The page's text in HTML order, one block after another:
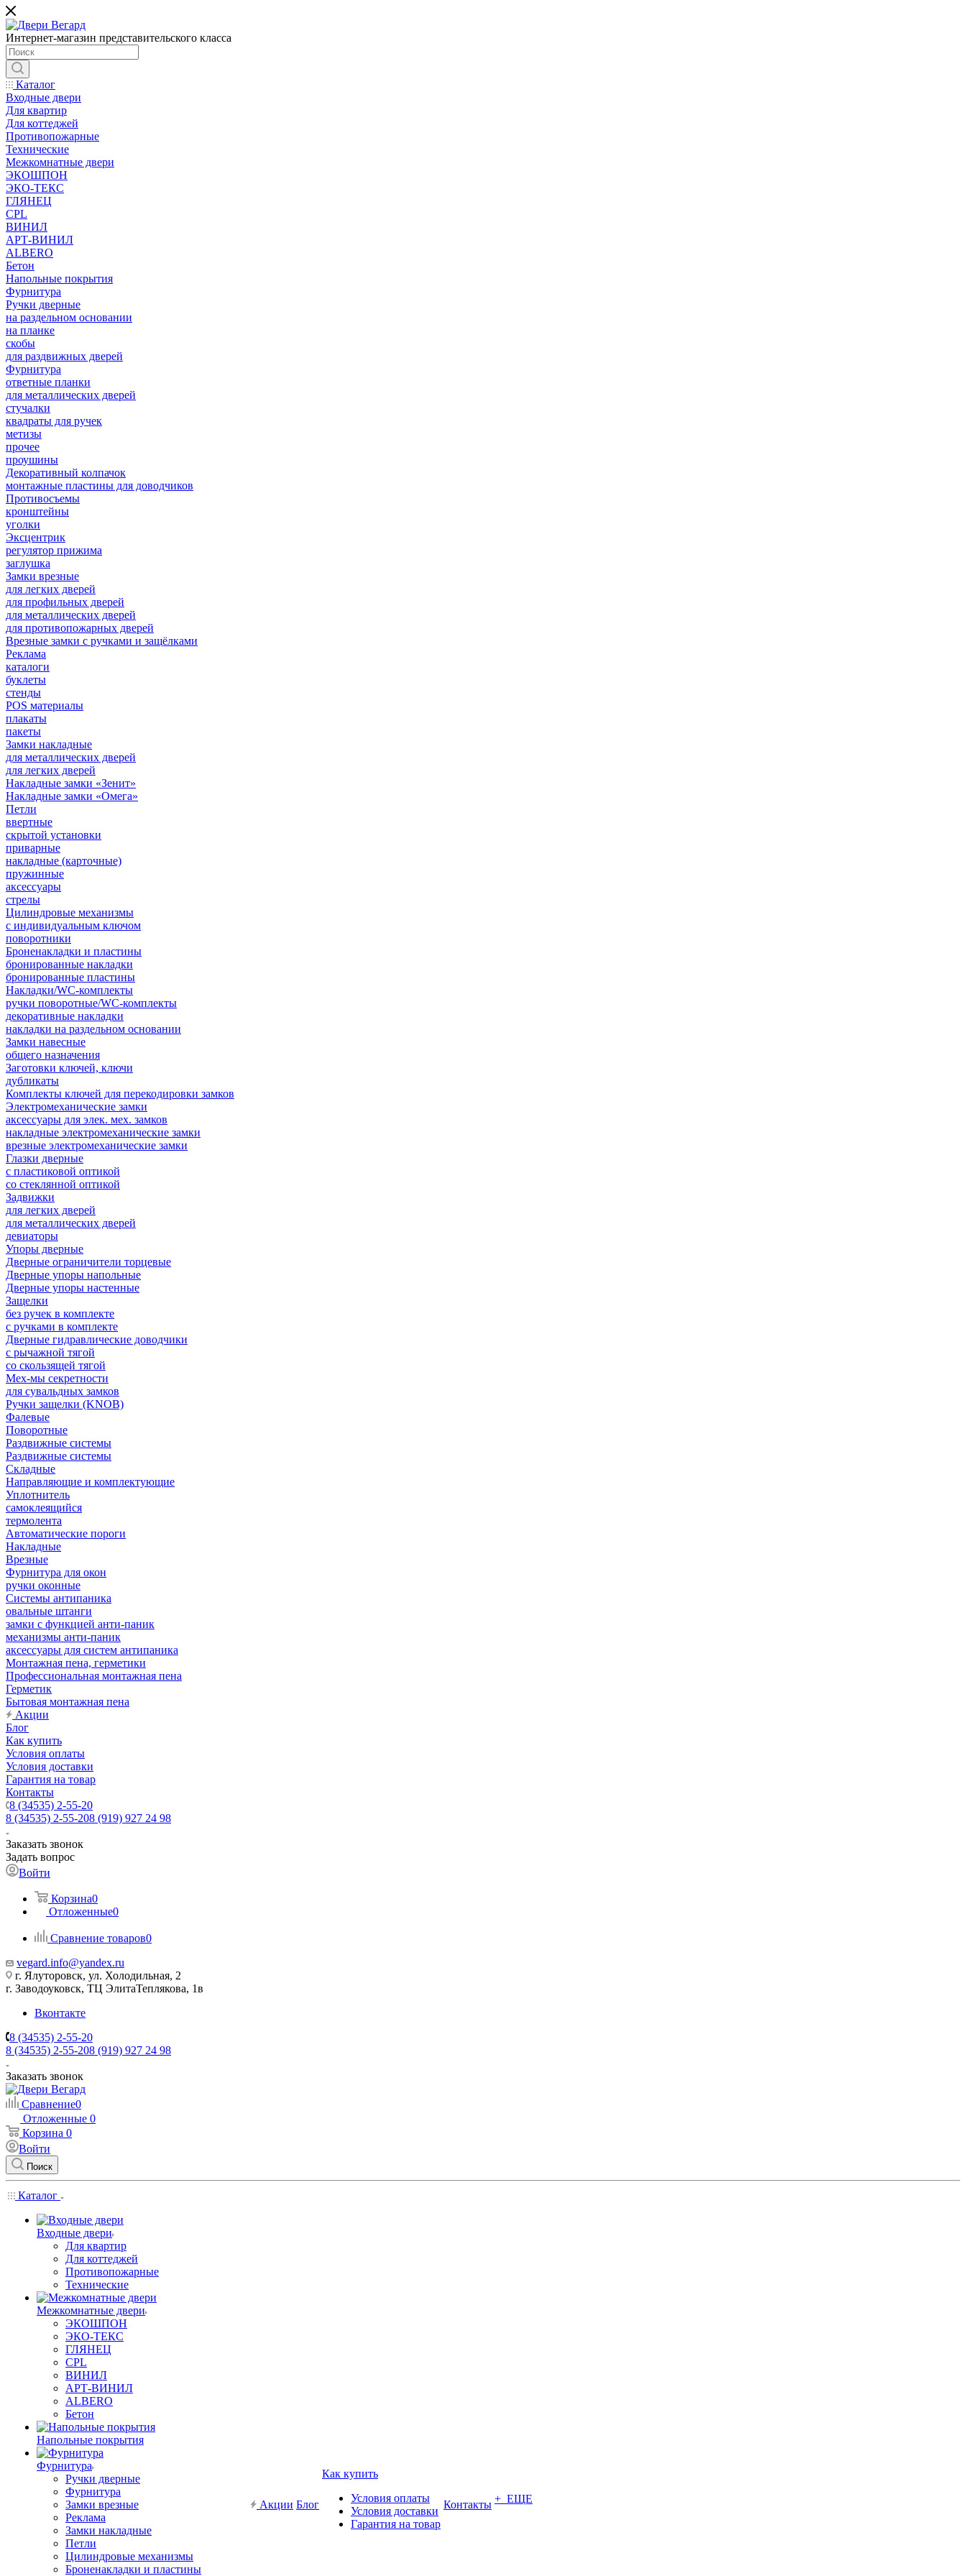
Интернет-магазин представительского класса
Каталог
Входные двери
Для квартир
Для коттеджей
Противопожарные
Технические
Межкомнатные двери
ЭКОШПОН
ЭКО-ТЕКС
ГЛЯНЕЦ
CPL
ВИНИЛ
АРТ-ВИНИЛ
ALBERO
Бетон
Напольные покрытия
Фурнитура
Ручки дверные
на раздельном основании
на планке
скобы
для раздвижных дверей
Фурнитура
ответные планки
для металлических дверей
стучалки
квадраты для ручек
метизы
прочее
проушины
Декоративный колпачок
монтажные пластины для доводчиков
Противосъемы
кронштейны
уголки
Эксцентрик
регулятор прижима
заглушка
Замки врезные
для легких дверей
для профильных дверей
для металлических дверей
для противопожарных дверей
Врезные замки с ручками и защёлками
Реклама
каталоги
буклеты
стенды
POS материалы
плакаты
пакеты
Замки накладные
для металлических дверей
для легких дверей
Накладные замки «Зенит»
Накладные замки «Омега»
Петли
ввертные
скрытой установки
приварные
накладные (карточные)
пружинные
аксессуары
стрелы
Цилиндровые механизмы
с индивидуальным ключом
поворотники
Броненакладки и пластины
бронированные накладки
бронированные пластины
Накладки/WC-комплекты
ручки поворотные/WC-комплекты
декоративные накладки
накладки на раздельном основании
Замки навесные
общего назначения
Заготовки ключей, ключи
дубликаты
Комплекты ключей для перекодировки замков
Электромеханические замки
аксессуары для элек. мех. замков
накладные электромеханические замки
врезные электромеханические замки
Глазки дверные
с пластиковой оптикой
со стеклянной оптикой
Задвижки
для легких дверей
для металлических дверей
девиаторы
Упоры дверные
Дверные ограничители торцевые
Дверные упоры напольные
Дверные упоры настенные
Защелки
без ручек в комплекте
с ручками в комплекте
Дверные гидравлические доводчики
с рычажной тягой
со скользящей тягой
Мех-мы секретности
для сувальдных замков
Ручки защелки (KNOB)
Фалевые
Поворотные
Раздвижные системы
Раздвижные системы
Складные
Направляющие и комплектующие
Уплотнитель
самоклеящийся
термолента
Автоматические пороги
Накладные
Врезные
Фурнитура для окон
ручки оконные
Системы антипаника
овальные штанги
замки с функцией анти-паник
механизмы анти-паник
аксессуары для систем антипаника
Монтажная пена, герметики
Профессиональная монтажная пена
Герметик
Бытовая монтажная пена
Акции
Блог
Как купить
Условия оплаты
Условия доставки
Гарантия на товар
Контакты
8 (34535) 2-55-20
8 (34535) 2-55-208 (919) 927 24 98
Заказать звонок
Задать вопрос
Войти
Корзина0
Отложенные0
Сравнение товаров0
vegard.info@yandex.ru
г. Ялуторовск, ул. Холодильная, 2
г. Заводоуковск, ​ТЦ Элита​Теплякова, 1в
Вконтакте
8 (34535) 2-55-20
8 (34535) 2-55-208 (919) 927 24 98
Заказать звонок
Сравнение0
Отложенные 0
Корзина 0
Войти
Поиск
Каталог
Входные двери
Для квартир
Для коттеджей
Противопожарные
Технические
Межкомнатные двери
ЭКОШПОН
ЭКО-ТЕКС
ГЛЯНЕЦ
CPL
ВИНИЛ
АРТ-ВИНИЛ
ALBERO
Бетон
Напольные покрытия
Фурнитура
Ручки дверные
Фурнитура
Замки врезные
Реклама
Замки накладные
Петли
Цилиндровые механизмы
Броненакладки и пластины
Акции Блог
Как купить
Условия оплаты
Условия доставки
Гарантия на товар
Контакты + ЕЩЕ